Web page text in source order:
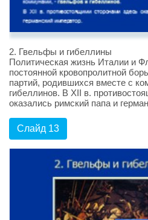
2. Гвельфы и гибеллины
Политическая жизнь Италии и
постоянной кровопролитной
партий, родившихся вместе с
гибеллинов. В XII в.
оказались римский папа и
Слайд 13